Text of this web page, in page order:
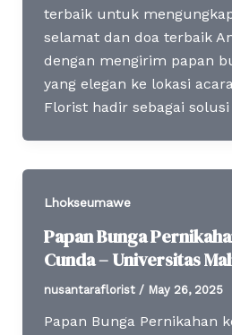
terbaik untuk
selamat dan doa terbaik
dengan mengirim papan
yang elegan ke lokasi
Florist hadir sebagai solusi
Lhokseumawe
Papan Bunga
Cunda – Universitas
nusantaraflorist / May 26, 2025
Papan Bunga Pernikahan